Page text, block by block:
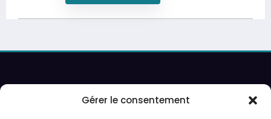
Gérer le consentement